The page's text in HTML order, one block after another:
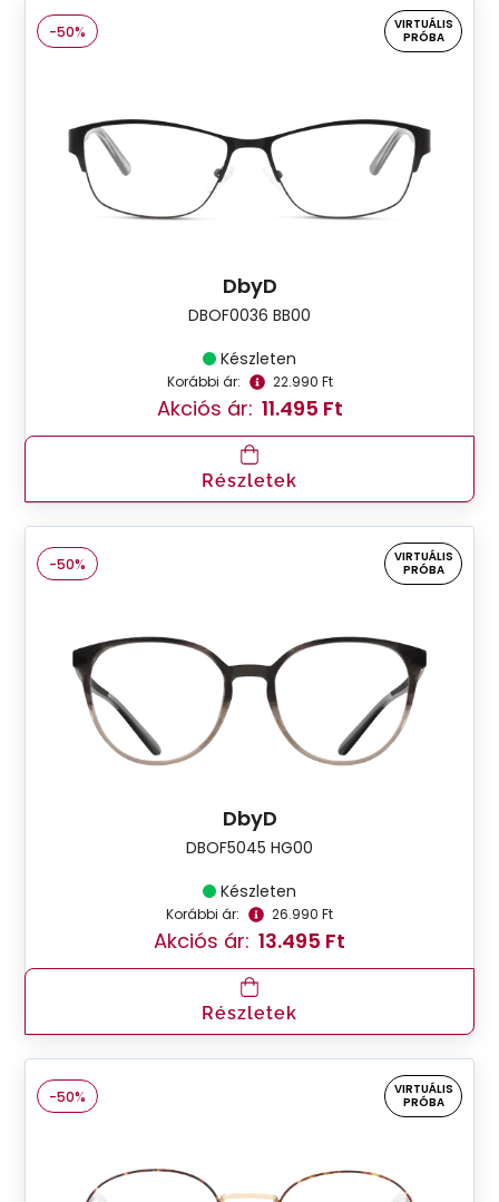
-50%
VIRTUÁLIS
PRÓBA
DbyD
DBOF0036 BB00
Készleten
Korábbi ár: 22.990 Ft
Akciós ár: 11.495 Ft
Részletek
-50%
VIRTUÁLIS
PRÓBA
DbyD
DBOF5045 HG00
Készleten
Korábbi ár: 26.990 Ft
Akciós ár: 13.495 Ft
Részletek
-50%
VIRTUÁLIS
PRÓBA